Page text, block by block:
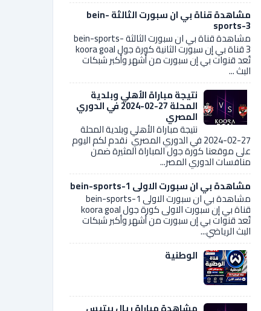
مشاهدة قناة بي ان سبورت الثالثة bein-
sports-3
مشاهدة قناة بي ان سبورت الثالثة bein-sports-
3 قناة بي إن سبورت الثانية كورة جول koora goal
تُعد قنوات بي إن سبورت من أشهر وأكبر شبكات
البث ...
نتيجة مباراة الأهلي وبلدية
المحلة 27-02-2024 في الدوري
المصري
نتيجة مباراة الأهلي وبلدية المحلة
27-02-2024 في الدوري المصري نقدم لكم اليوم
على موقعنا كورة جول المباراة المثيرة ضمن
منافسات الدوري المصر...
مشاهدة بي ان سبورت الاولى bein-sports-1
مشاهدة بي ان سبورت الاولى bein-sports-1
قناة بي إن سبورت الاولى كورة جول koora goal
تُعد قنوات بي إن سبورت من أشهر وأكبر شبكات
البث الرياضي...
الوطنية